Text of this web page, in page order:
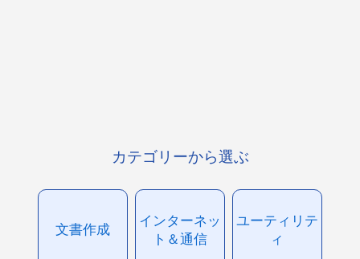
カテゴリーから選ぶ
文書作成
インターネッ
ト＆通信
ユーティリテ
ィ